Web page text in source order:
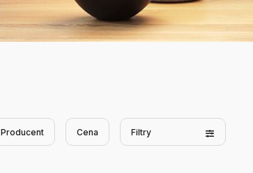
Producent Cena Filtry